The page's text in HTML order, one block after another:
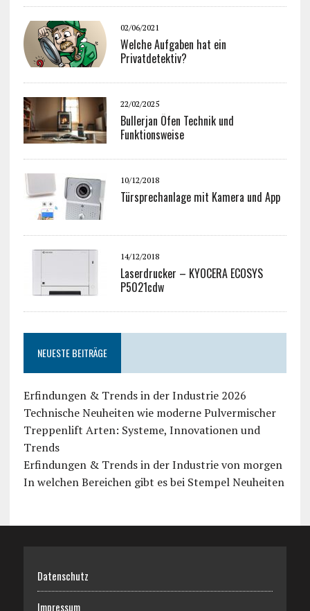
02/06/2021
Welche Aufgaben hat ein
Privatdetektiv?
22/02/2025
Bullerjan Öfen Technik und
Funktionsweise
10/12/2018
Türsprechanlage mit Kamera und App
14/12/2018
Laserdrucker – KYOCERA ECOSYS
P5021cdw
NEUESTE BEITRÄGE
Erfindungen & Trends in der Industrie 2026
Technische Neuheiten wie moderne Pulvermischer
Treppenlift Arten: Systeme, Innovationen und
Trends
Erfindungen & Trends in der Industrie von morgen
In welchen Bereichen gibt es bei Stempel Neuheiten
Datenschutz
Impressum